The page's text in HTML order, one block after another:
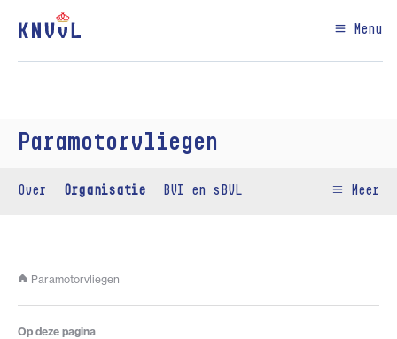
Menu
Paramotorvliegen
Over Organisatie BVI en sBVL Meer
Paramotorvliegen
Op deze pagina